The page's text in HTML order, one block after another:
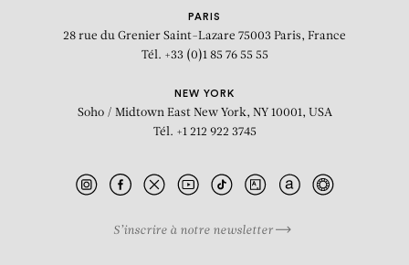
PARIS
28 rue du Grenier Saint-Lazare 75003 Paris, France
Tél. +33 (0)1 85 76 55 55
NEW YORK
Soho / Midtown East New York, NY 10001, USA
Tél. +1 212 922 3745
S’inscrire à notre newsletter